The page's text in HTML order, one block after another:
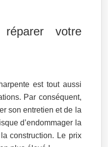
votre
est tout aussi
Par conséquent,
son entretien et de la
d’endommager la
construction. Le prix